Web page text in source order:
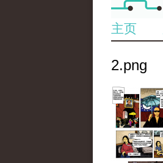
主页
2.png